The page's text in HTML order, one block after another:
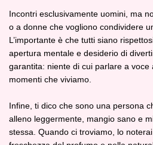
Incontri esclusivamente uomini, ma
o a donne che vogliono condividere
L’importante è che tutti siano
apertura mentale e desiderio di
garantita: niente di cui parlare a
momenti che viviamo.
Infine, ti dico che sono una persona
alleno leggermente, mangio sano e
stessa. Quando ci troviamo, lo